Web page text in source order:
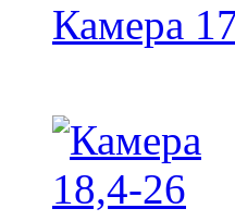
Камера